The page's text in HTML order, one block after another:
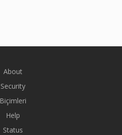
About
Security
Biçimleri
Help
Status